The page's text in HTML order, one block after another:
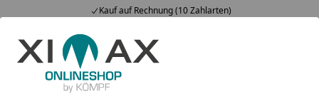
Kauf auf Rechnung (10 Zahlarten)
Alle Produkte
Mein Konto
Suchen